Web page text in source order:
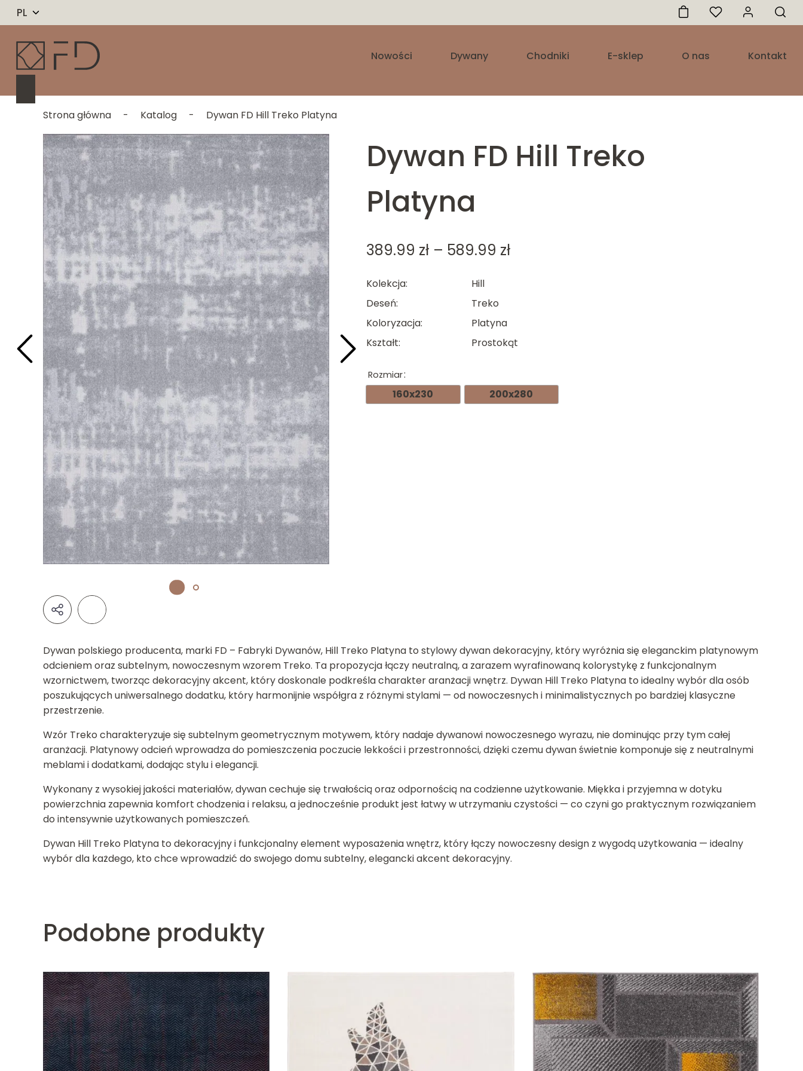
PL
Nowości Dywany Chodniki E-sklep O nas Kontakt
Strona główna - Katalog - Dywan FD Hill Treko Platyna
Dywan FD Hill Treko
Platyna
389.99 zł – 589.99 zł
do
Kolekcja
Hill
Deseń
Treko
Koloryzacja
Platyna
Kształt
Prostokąt
Rozmiar
160x230 200x280
Dywan polskiego producenta, marki FD – Fabryki Dywanów, Hill Treko Platyna to stylowy dywan dekoracyjny, który wyróżnia się eleganckim platynowym
odcieniem oraz subtelnym, nowoczesnym wzorem Treko. Ta propozycja łączy neutralną, a zarazem wyrafinowaną kolorystykę z funkcjonalnym
wzornictwem, tworząc dekoracyjny akcent, który doskonale podkreśla charakter aranżacji wnętrz. Dywan Hill Treko Platyna to idealny wybór dla osób
poszukujących uniwersalnego dodatku, który harmonijnie współgra z różnymi stylami — od nowoczesnych i minimalistycznych po bardziej klasyczne
przestrzenie.
Wzór Treko charakteryzuje się subtelnym geometrycznym motywem, który nadaje dywanowi nowoczesnego wyrazu, nie dominując przy tym całej
aranżacji. Platynowy odcień wprowadza do pomieszczenia poczucie lekkości i przestronności, dzięki czemu dywan świetnie komponuje się z neutralnymi
meblami i dodatkami, dodając stylu i elegancji.
Wykonany z wysokiej jakości materiałów, dywan cechuje się trwałością oraz odpornością na codzienne użytkowanie. Miękka i przyjemna w dotyku
powierzchnia zapewnia komfort chodzenia i relaksu, a jednocześnie produkt jest łatwy w utrzymaniu czystości — co czyni go praktycznym rozwiązaniem
do intensywnie użytkowanych pomieszczeń.
Dywan Hill Treko Platyna to dekoracyjny i funkcjonalny element wyposażenia wnętrz, który łączy nowoczesny design z wygodą użytkowania — idealny
wybór dla każdego, kto chce wprowadzić do swojego domu subtelny, elegancki akcent dekoracyjny.
Podobne produkty